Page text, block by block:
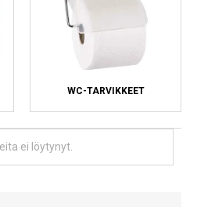
WC-TARVIKKEET
ei löytynyt.